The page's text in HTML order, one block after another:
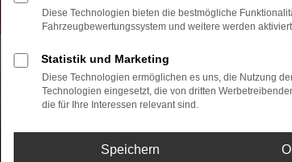
Diese Technologien bieten die bestmögliche
Fahrzeugbewertungssystem und weitere werden
Statistik und Marketing
Diese Technologien ermöglichen es uns, die Nutzung
Technologien eingesetzt, die von dritten
die für Ihre Interessen relevant sind.
Speichern